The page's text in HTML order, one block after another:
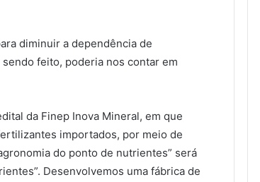
diminuir a dependência de
feito, poderia nos contar em
da Finep Inova Mineral, em que
importados, por meio de
do ponto de nutrientes” será
Desenvolvemos uma fábrica de